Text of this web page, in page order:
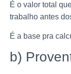
É o valor total
trabalho antes
É a base pra
b)